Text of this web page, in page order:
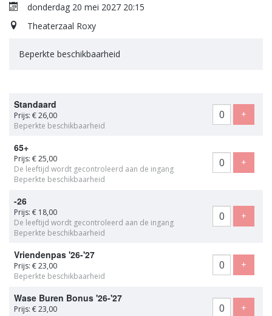
donderdag 20 mei 2027 20:15
Theaterzaal Roxy
Beperkte beschikbaarheid
tickets
Standaard
Prijs: € 26,00
Beperkte beschikbaarheid
+
65+
Prijs: € 25,00
De leeftijd wordt gecontroleerd aan de ingang
Beperkte beschikbaarheid
+
-26
Prijs: € 18,00
De leeftijd wordt gecontroleerd aan de ingang
Beperkte beschikbaarheid
+
Vriendenpas '26-'27
Prijs: € 23,00
Beperkte beschikbaarheid
+
Wase Buren Bonus '26-'27
Prijs: € 23,00
+